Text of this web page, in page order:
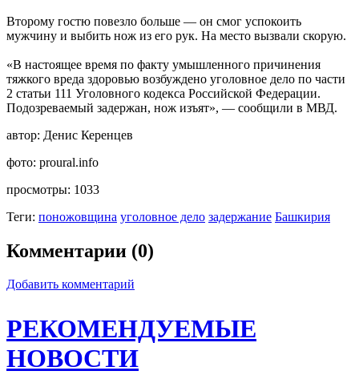
Второму гостю повезло больше — он смог успокоить
мужчину и выбить нож из его рук. На место вызвали скорую.
«В настоящее время по факту умышленного причинения
тяжкого вреда здоровью возбуждено уголовное дело по части
2 статьи 111 Уголовного кодекса Российской Федерации.
Подозреваемый задержан, нож изъят», — сообщили в МВД.
автор: Денис Керенцев
фото: proural.info
просмотры: 1033
Теги: поножовщина уголовное дело задержание Башкирия
Комментарии (0)
Добавить комментарий
РЕКОМЕНДУЕМЫЕ
НОВОСТИ